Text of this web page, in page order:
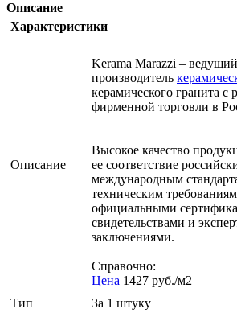
Описание
Характеристики
Описание
Kerama Marazzi –
производитель
керамического гранита с
фирменной торговли в
Высокое качество
ее соответствие
международным
техническим
официальными
свидетельствами и
заключениями.
Справочно:
Цена 1427 руб./м2
Тип
За 1 штуку